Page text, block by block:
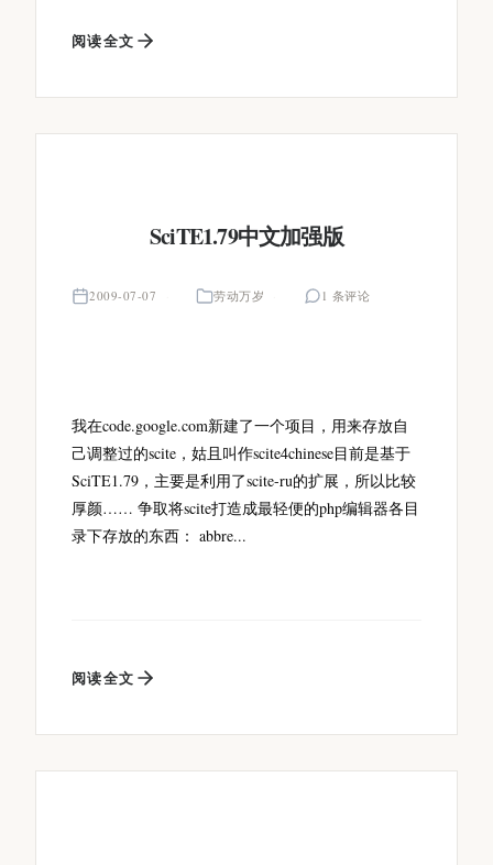
阅读全文
SciTE1.79中文加强版
2009-07-07 劳动万岁 1 条评论
我在code.google.com新建了一个项目，用来存放自
己调整过的scite，姑且叫作scite4chinese目前是基于
SciTE1.79，主要是利用了scite-ru的扩展，所以比较
厚颜…… 争取将scite打造成最轻便的php编辑器各目
录下存放的东西： abbre...
阅读全文